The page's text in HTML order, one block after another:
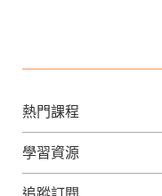
熱門課程
英文課程
日語課程
學習資源
免費線上檢定